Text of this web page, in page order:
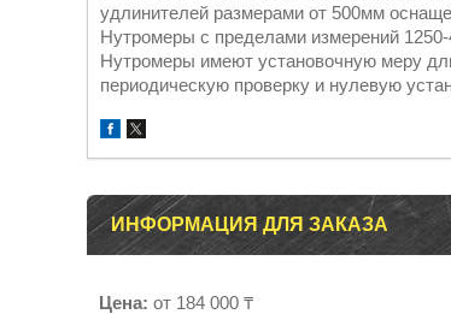
удлинителей размерами от 500мм
Нутромеры с пределами измерений
Нутромеры имеют установочную меру
периодическую проверку и нулевую
ИНФОРМАЦИЯ ДЛЯ ЗАКАЗА
Цена: от 184 000 ₸